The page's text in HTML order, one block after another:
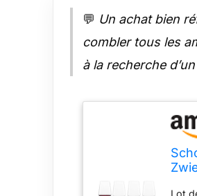
tout
💬 Un achat bien
combler tous les
à la recherche
Lot